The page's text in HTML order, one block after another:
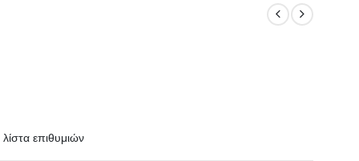
επιθυμιών